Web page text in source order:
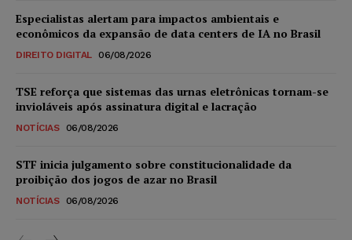
Especialistas alertam para impactos ambientais e
econômicos da expansão de data centers de IA no Brasil
DIREITO DIGITAL 06/08/2026
TSE reforça que sistemas das urnas eletrônicas tornam-se
invioláveis após assinatura digital e lacração
NOTÍCIAS 06/08/2026
STF inicia julgamento sobre constitucionalidade da
proibição dos jogos de azar no Brasil
NOTÍCIAS 06/08/2026